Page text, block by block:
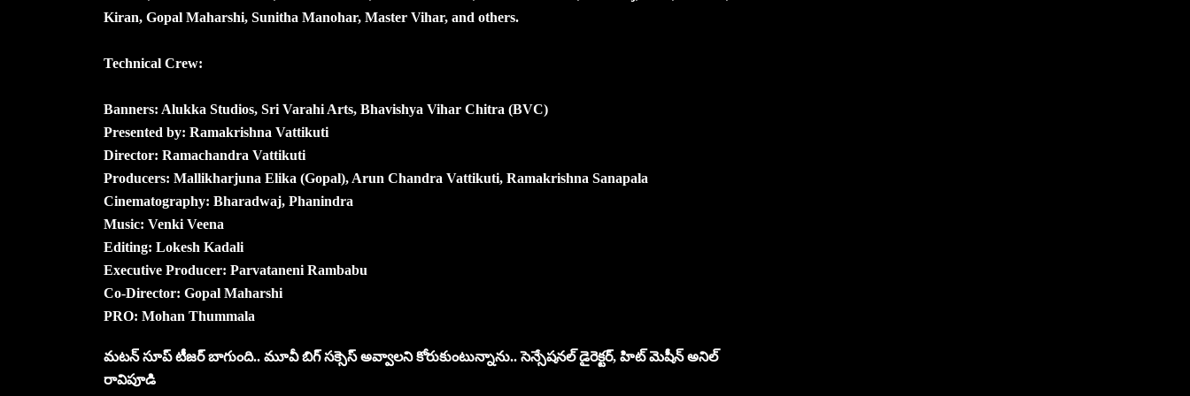
Kiran, Gopal Maharshi, Sunitha Manohar, Master Vihar, and others.
Technical Crew:
Banners: Alukka Studios, Sri Varahi Arts, Bhavishya Vihar Chitra (BVC)
Presented by: Ramakrishna Vattikuti
Director: Ramachandra Vattikuti
Producers: Mallikharjuna Elika (Gopal), Arun Chandra Vattikuti, Ramakrishna Sanapala
Cinematography: Bharadwaj, Phanindra
Music: Venki Veena
Editing: Lokesh Kadali
Executive Producer: Parvataneni Rambabu
Co-Director: Gopal Maharshi
PRO: Mohan Thummala
మటన్ సూప్ టీజర్ బాగుంది.. మూవీ బిగ్ సక్సెస్ అవ్వాలని కోరుకుంటున్నాను.. సెన్సేషనల్ డైరెక్టర్, హిట్ మెషీన్ అనిల్
రావిపూడి